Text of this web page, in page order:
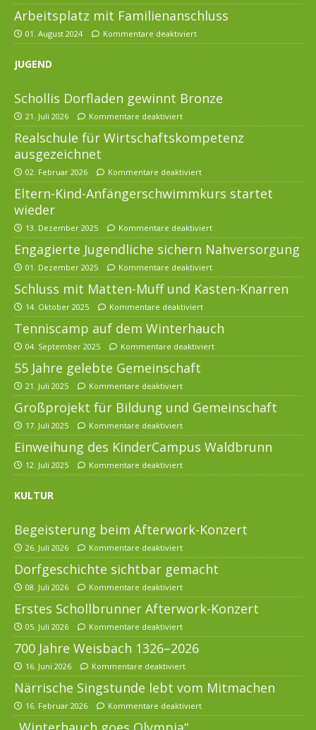
Arbeitsplatz mit Familienanschluss
01. August 2024 Kommentare deaktiviert
JUGEND
Schollis Dorfladen gewinnt Bronze
21. Juli 2026 Kommentare deaktiviert
Realschule für Wirtschaftskompetenz
ausgezeichnet
02. Februar 2026 Kommentare deaktiviert
Eltern-Kind-Anfängerschwimmkurs startet
wieder
13. Dezember 2025 Kommentare deaktiviert
Engagierte Jugendliche sichern Nahversorgung
01. Dezember 2025 Kommentare deaktiviert
Schluss mit Matten-Muff und Kasten-Knarren
14. Oktober 2025 Kommentare deaktiviert
Tenniscamp auf dem Winterhauch
04. September 2025 Kommentare deaktiviert
55 Jahre gelebte Gemeinschaft
21. Juli 2025 Kommentare deaktiviert
Großprojekt für Bildung und Gemeinschaft
17. Juli 2025 Kommentare deaktiviert
Einweihung des KinderCampus Waldbrunn
12. Juli 2025 Kommentare deaktiviert
KULTUR
Begeisterung beim Afterwork-Konzert
26. Juli 2026 Kommentare deaktiviert
Dorfgeschichte sichtbar gemacht
08. Juli 2026 Kommentare deaktiviert
Erstes Schollbrunner Afterwork-Konzert
05. Juli 2026 Kommentare deaktiviert
700 Jahre Weisbach 1326–2026
16. Juni 2026 Kommentare deaktiviert
Närrische Singstunde lebt vom Mitmachen
16. Februar 2026 Kommentare deaktiviert